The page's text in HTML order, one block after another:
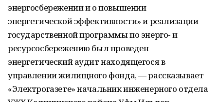
энергосбережении и о повышении
энергетической эффективности» и реализации
государственной программы по энерго- и
ресурсосбережению был проведен
энергетический аудит находящегося в
управлении жилищного фонда, — рассказывает
«Электрогазете» начальник инженерного отдела